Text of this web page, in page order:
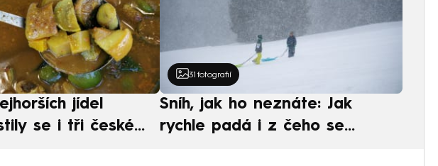
jídel
se i tři české
31 fotografií
Sníh, jak ho neznáte: Jak
rychle padá i z čeho se